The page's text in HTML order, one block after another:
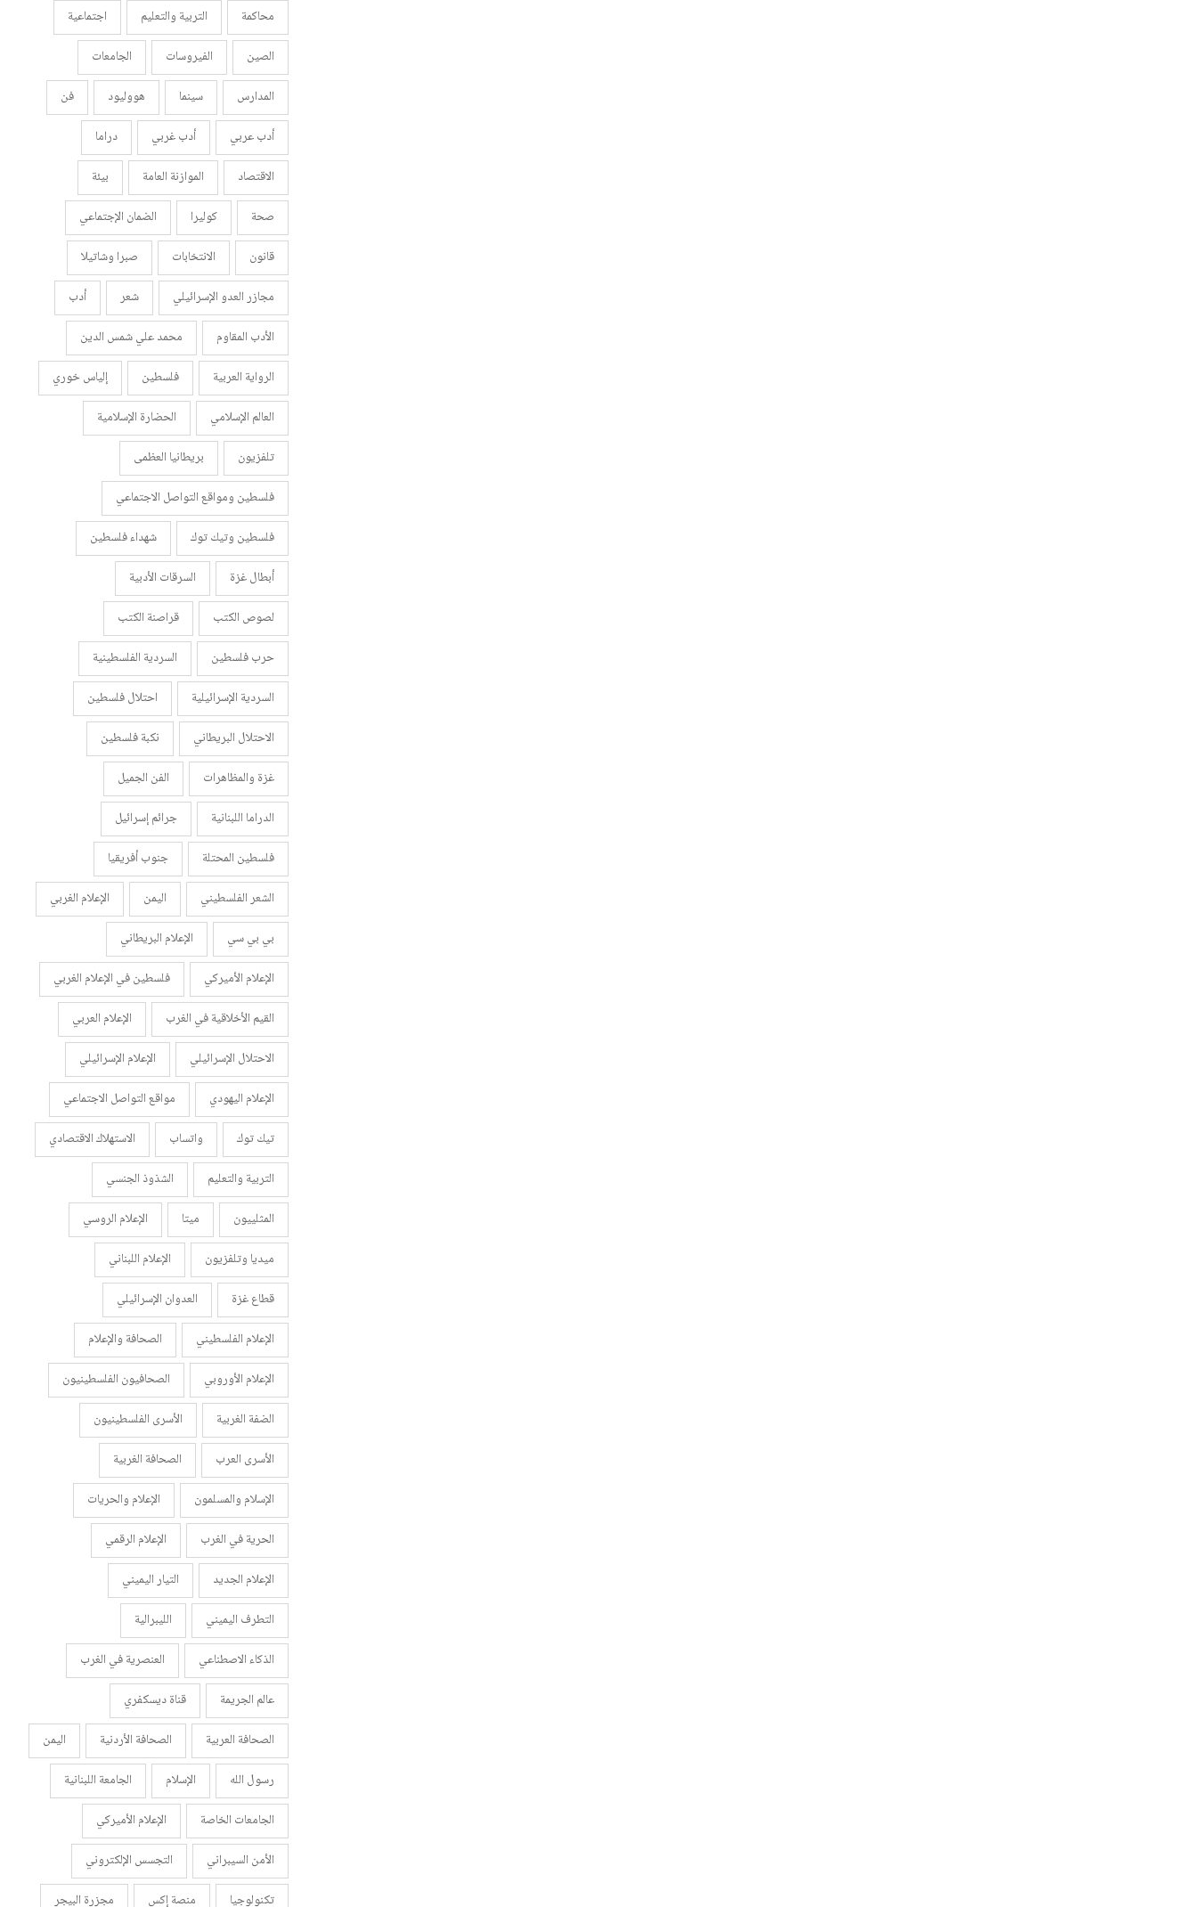
محاكمة
التربية والتعليم
اجتماعية
الصين
الفيروسات
الجامعات
المدارس
سينما هووليود
فن
أدب عربي
أدب غربي
دراما
الاقتصاد
الموازنة العامة
بيئة
صحة
كوليرا
الضمان الإجتماعي
قانون
الانتخابات
صبرا وشاتيلا
مجازر العدو الإسرائيلي
شعر
أدب
الأدب المقاوم
محمد علي شمس الدين
الرواية العربية
فلسطين
إلياس خوري
العالم الإسلامي
الحضارة الإسلامية
تلفزيون
بريطانيا العظمى
فلسطين ومواقع التواصل الاجتماعي
فلسطين وتيك توك
شهداء فلسطين
أبطال غزة
السرقات الأدبية
لصوص الكتب
قراصنة الكتب
حرب فلسطين
السردية الفلسطينية
السردية الإسرائيلية
احتلال فلسطين
الاحتلال البريطاني
نكبة فلسطين
غزة والمظاهرات
الفن الجميل
الدراما اللبنانية
جرائم إسرائيل
فلسطين المحتلة
جنوب أفريقيا
الشعر الفلسطيني
اليمن
الإعلام الغربي
بي بي سي
الإعلام البريطاني
الإعلام الأميركي
فلسطين في الإعلام الغربي
القيم الأخلاقية في الغرب
الإعلام العربي
الاحتلال الإسرائيلي
الإعلام الإسرائيلي
الإعلام اليهودي
مواقع التواصل الاجتماعي
تيك توك
واتساب
الاستهلاك الاقتصادي
التربية والتعليم
الشذوذ الجنسي
المثلييون
ميتا
الإعلام الروسي
ميديا وتلفزيون
الإعلام اللبناني
قطاع غزة
العدوان الإسرائيلي
الإعلام الفلسطيني
الصحافة والإعلام
الإعلام الأوروبي
الصحافيون الفلسطينيون
الضفة الغربية
الأسرى الفلسطينيون
الأسرى العرب
الصحافة الغربية
الإسلام والمسلمون
الإعلام والحريات
الحرية في الغرب
الإعلام الرقمي
الإعلام الجديد
التيار اليميني
التطرف اليميني
الليبرالية
الذكاء الاصطناعي
العنصرية في الغرب
عالم الجريمة
قناة ديسكفري
الصحافة العربية
الصحافة الأردنية
اليمن
رسول الله
الإسلام
الجامعة اللبنانية
الجامعات الخاصة
الإعلام الأميركي
الأمن السيبراني
التجسس الإلكتروني
تكنولوجيا
منصة إكس مجزرة البيجر